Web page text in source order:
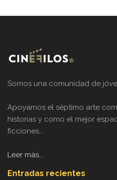
Somos una comunidad de
Apoyamos el séptimo arte
historias y como el mejor
ficciones...
Leer más...
Entradas recientes